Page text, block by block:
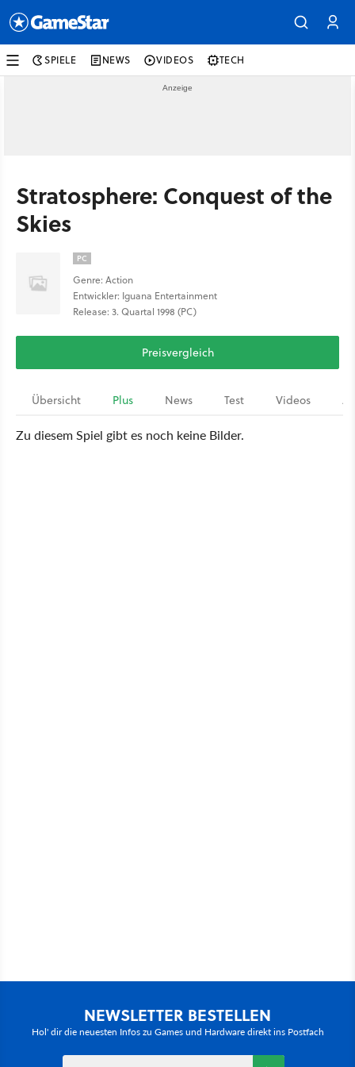
SPIELE NEWS VIDEOS TECH
Stratosphere: Conquest of the
Skies
PC
Genre: Action
Entwickler: Iguana Entertainment
Release: 3. Quartal 1998 (PC)
Preisvergleich
Übersicht Plus News Test Videos
Zu diesem Spiel gibt es noch keine Bilder.
NEWSLETTER BESTELLEN
Hol' dir die neuesten Infos zu Games und Hardware direkt ins Postfach